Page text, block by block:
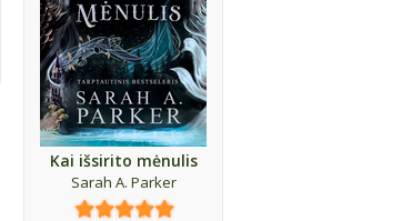
Kai išsirito mėnulis
Sarah A. Parker